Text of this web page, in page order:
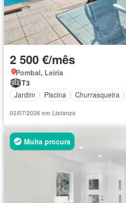
2 500 €/mês
Pombal, Leiria
T3
Jardim
Piscina Churrasqueira
02/07/2026 em Listanza
Muita procura